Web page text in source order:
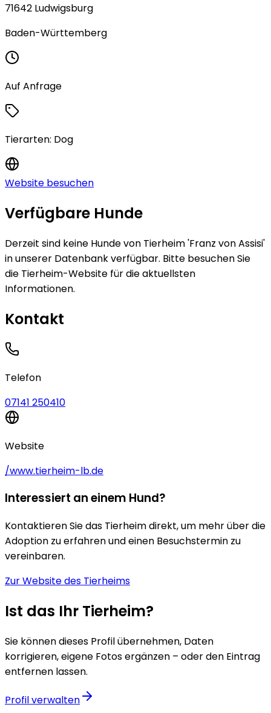
71642 Ludwigsburg
Baden-Württemberg
Auf Anfrage
Tierarten: Dog
Website besuchen
Verfügbare Hunde
Derzeit sind keine Hundevon Tierheim 'Franz von Assisi'
in unserer Datenbank verfügbar. Bitte besuchen Sie
die Tierheim-Website für die aktuellsten
Informationen.
Kontakt
Telefon
07141 250410
Website
/www.tierheim-lb.de
Interessiert an einem Hund?
Kontaktieren Sie das Tierheim direkt, um mehr über die
Adoption zu erfahren und einen Besuchstermin zu
vereinbaren.
Zur Website des Tierheims
Ist das Ihr Tierheim?
Sie können dieses Profil übernehmen, Daten
korrigieren, eigene Fotos ergänzen – oder den Eintrag
entfernen lassen.
Profil verwalten